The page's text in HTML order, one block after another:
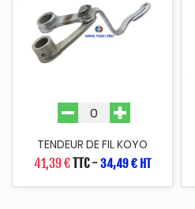
TENDEUR DE FIL KOYO
41,39 €TTC-34,49 € HT